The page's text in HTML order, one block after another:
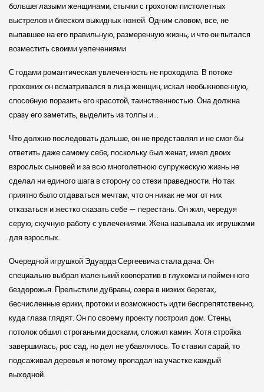
большеглазыми женщинами, стычки с грохотом пистолетных
выстрелов и блеском выкидных ножей. Одним словом, все, не
выпавшее на его правильную, размеренную жизнь, и что он пытался
возместить своими увлечениями.
С годами романтическая увлеченность не проходила. В потоке
прохожих он всматривался в лица женщин, искал необыкновенную,
способную поразить его красотой, таинственностью. Она должна
сразу его заметить, выделить из толпы и…
Что должно последовать дальше, он не представлял и не смог бы
ответить даже самому себе, поскольку был женат, имел двоих
взрослых сыновей и за всю многолетнюю супружескую жизнь не
сделал ни единого шага в сторону со стези праведности. Но так
приятно было отдаваться мечтам, что он никак не мог от них
отказаться и жестко сказать себе — перестань. Он жил, чередуя
серую, скучную работу с увлечениями. Жена называла их игрушками
для взрослых.
Очередной игрушкой Эдуарда Сергеевича стала дача. Он
специально выбрал маленький кооператив в глухомани пойменного
бездорожья. Прельстили дубравы, озера в низких берегах,
бесчисленные ерики, протоки и возможность идти беспрепятственно,
куда глаза глядят. Он по своему проекту построил дом. Стены,
потолок обшил строгаными досками, сложил камин. Хотя стройка
завершилась, рос сад, но дел не убавлялось. То ставил сарай, то
подсаживал деревья и потому пропадал на участке каждый
выходной.